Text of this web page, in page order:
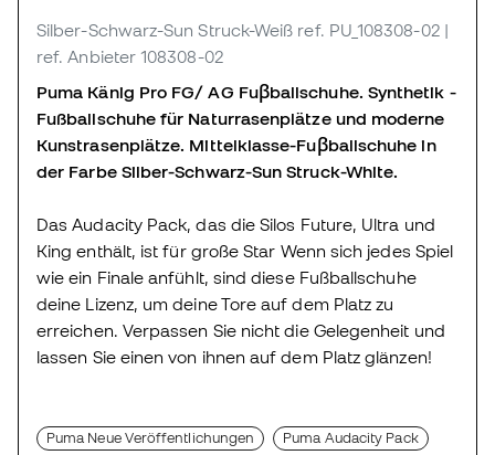
Silber-Schwarz-Sun Struck-Weiß ref. PU_108308-02 |
ref. Anbieter 108308-02
Puma Känig Pro FG/ AG Fuβballschuhe. Synthetik -
Fußballschuhe für Naturrasenplätze und moderne
Kunstrasenplätze. Mittelklasse-Fuβballschuhe in
der Farbe Silber-Schwarz-Sun Struck-White.
Das Audacity Pack, das die Silos Future, Ultra und
King enthält, ist für große Star Wenn sich jedes Spiel
wie ein Finale anfühlt, sind diese Fußballschuhe
deine Lizenz, um deine Tore auf dem Platz zu
erreichen. Verpassen Sie nicht die Gelegenheit und
lassen Sie einen von ihnen auf dem Platz glänzen!
Puma Neue Veröffentlichungen Puma Audacity Pack